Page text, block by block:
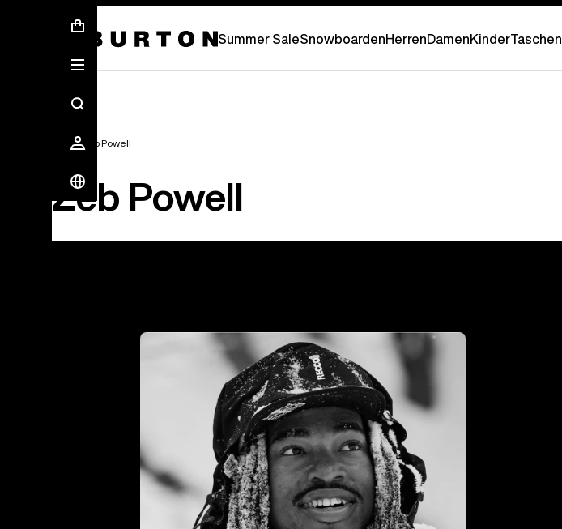
Summer SaleSnowboardenHerrenDamenKinderTaschen
Team Zeb Powell
Zeb Powell